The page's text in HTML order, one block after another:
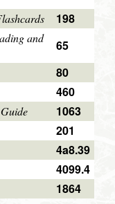
198
and
65
80
460
1063
201
4a8.39
4099.4
1864